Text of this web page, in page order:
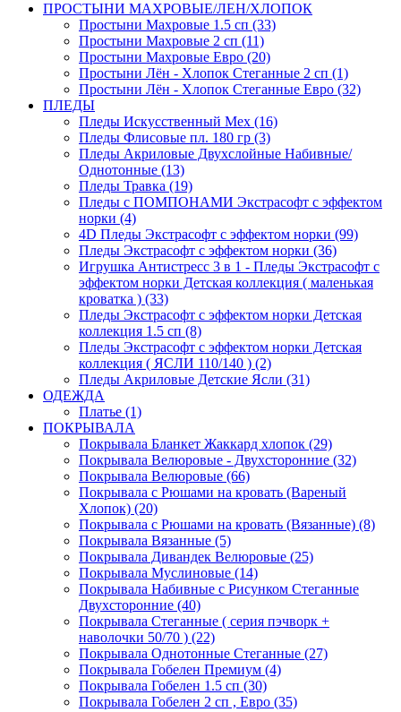
ПРОСТЫНИ МАХРОВЫЕ/ЛЕН/ХЛОПОК
Простыни Махровые 1.5 сп (33)
Простыни Махровые 2 сп (11)
Простыни Махровые Евро (20)
Простыни Лён - Хлопок Стеганные 2 сп (1)
Простыни Лён - Хлопок Стеганные Евро (32)
ПЛЕДЫ
Пледы Искусственный Мех (16)
Пледы Флисовые пл. 180 гр (3)
Пледы Акриловые Двухслойные Набивные/
Однотонные (13)
Пледы Травка (19)
Пледы с ПОМПОНАМИ Экстрасофт с эффектом
норки (4)
4D Пледы Экстрасофт с эффектом норки (99)
Пледы Экстрасофт с эффектом норки (36)
Игрушка Антистресс 3 в 1 - Пледы Экстрасофт с
эффектом норки Детская коллекция ( маленькая
кроватка ) (33)
Пледы Экстрасофт с эффектом норки Детская
коллекция 1.5 сп (8)
Пледы Экстрасофт с эффектом норки Детская
коллекция ( ЯСЛИ 110/140 ) (2)
Пледы Акриловые Детские Ясли (31)
ОДЕЖДА
Платье (1)
ПОКРЫВАЛА
Покрывала Бланкет Жаккард хлопок (29)
Покрывала Велюровые - Двухсторонние (32)
Покрывала Велюровые (66)
Покрывала с Рюшами на кровать (Вареный
Хлопок) (20)
Покрывала с Рюшами на кровать (Вязанные) (8)
Покрывала Вязанные (5)
Покрывала Дивандек Велюровые (25)
Покрывала Муслиновые (14)
Покрывала Набивные с Рисунком Стеганные
Двухсторонние (40)
Покрывала Стеганные ( серия пэчворк +
наволочки 50/70 ) (22)
Покрывала Однотонные Стеганные (27)
Покрывала Гобелен Премиум (4)
Покрывала Гобелен 1.5 сп (30)
Покрывала Гобелен 2 сп , Евро (35)